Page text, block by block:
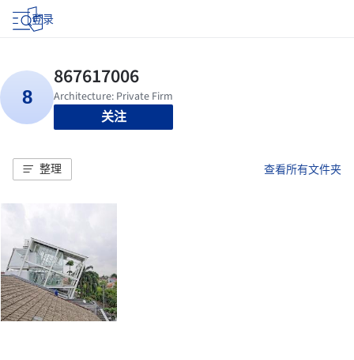
登录
关注
整理 查看所有文件夹